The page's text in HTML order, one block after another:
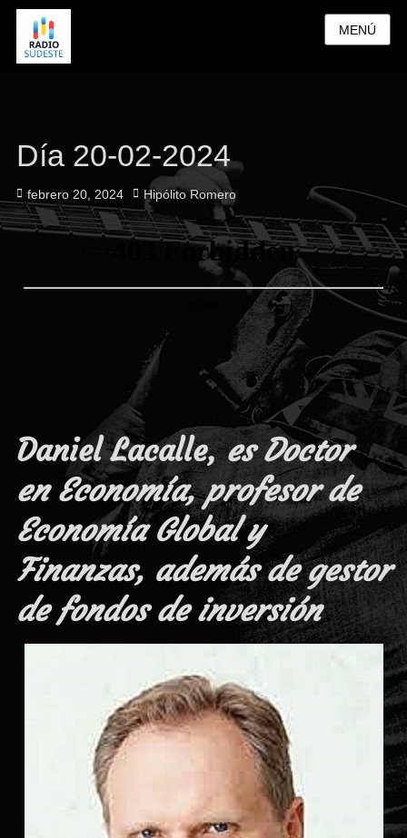
MENÚ
Día 20-02-2024
Publicado
el
febrero 20, 2024 Autor
Hipólito Romero
Daniel Lacalle,es Doctor
en Economía, profesor de
Economía Global y
Finanzas, además de gestor
de fondos de inversión